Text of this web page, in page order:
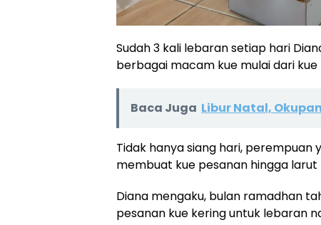
Sudah 3 kali lebaran setiap hari
berbagai macam kue mulai dari
Baca Juga Libur Natal,
Tidak hanya siang hari, perempuan
membuat kue pesanan hingga larut
Diana mengaku, bulan ramadhan
pesanan kue kering untuk lebaran